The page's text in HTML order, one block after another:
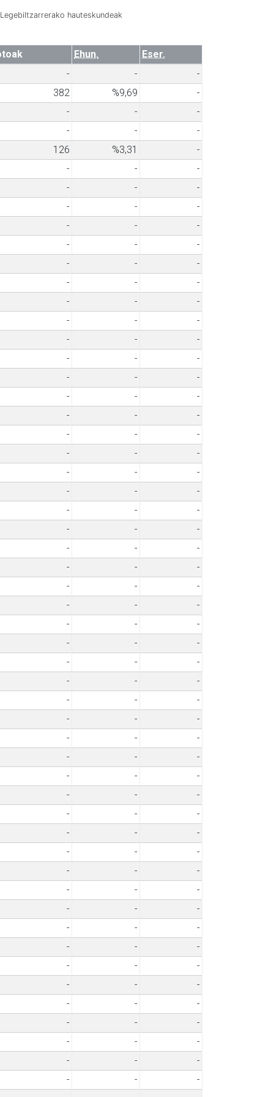
hauteskundeak
Ehun.
Eser.
- -
-
382 %9,69
-
- -
-
- -
-
126 %3,31
-
- -
-
- -
-
- -
-
- -
-
- -
-
- -
-
- -
-
- -
-
- -
-
- -
-
- -
-
- -
-
- -
-
- -
-
- -
-
- -
-
- -
-
- -
-
- -
-
- -
-
- -
-
- -
-
- -
-
- -
-
- -
-
- -
-
- -
-
- -
-
- -
-
- -
-
- -
-
- -
-
- -
-
- -
-
- -
-
- -
-
- -
-
- -
-
- -
-
- -
-
- -
-
- -
-
- -
-
- -
-
- -
-
- -
-
- -
-
- -
-
- -
-